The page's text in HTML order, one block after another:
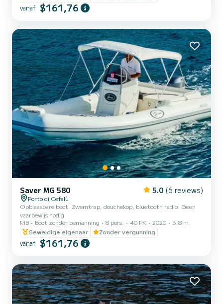
vanaf $161,76
Saver MG 580 5.0 (6 reviews)
Porto di Cefalù
Opblaasbare boot, Zwemtrap, douchekop, bluetooth radio. Geen
vaarbewijs nodig
RIB
Boot zonder bemanning 8 pers. 40 PK 2020
5.8 m
Geweldige eigenaar
Zonder vergunning
vanaf $161,76